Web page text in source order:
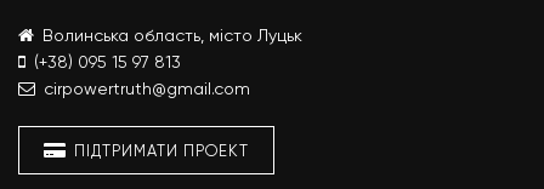
Волинська область, місто Луцьк
(+38) 095 15 97 813
cirpowertruth@gmail.com
ПІДТРИМАТИ ПРОЕКТ